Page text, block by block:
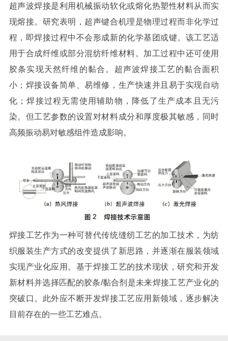
超声波焊接是利用机械振动软化或熔化热塑性材料从而实
现熔接。研究表明，超声键合机理是物理过程而非化学过
程，即焊接过程中不会形成新的化学基团或键。该工艺适
用于合成纤维或部分混纺纤维材料。加工过程中还可使用
胶条实现天然纤维的黏合。超声波焊接工艺的黏合面积
小；焊接设备简单、易维修，生产快速并且易于实现自动
化；焊接过程无需使用辅助物，降低了生产成本且无污
染。但工艺参数的设置对材料成分和厚度极其敏感，同时
高频振动易对敏感组件造成影响。
焊接工艺作为一种可替代传统缝纫工艺的加工技术，为纺
织服装生产方式的改变提供了新思路，并逐渐在服装领域
实现产业化应用。基于焊接工艺的技术现状，研究和开发
新材料并选择匹配的胶条/黏合剂是未来焊接工艺产业化的
突破口。此外应不断开发焊接工艺应用新领域，逐步解决
目前存在的一些工艺难点。